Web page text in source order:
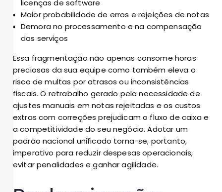
licenças de software
Maior probabilidade de erros e rejeições de notas
Demora no processamento e na compensação
dos serviços
Essa fragmentação não apenas consome horas
preciosas da sua equipe como também eleva o
risco de multas por atrasos ou inconsistências
fiscais. O retrabalho gerado pela necessidade de
ajustes manuais em notas rejeitadas e os custos
extras com correções prejudicam o fluxo de caixa e
a competitividade do seu negócio. Adotar um
padrão nacional unificado torna-se, portanto,
imperativo para reduzir despesas operacionais,
evitar penalidades e ganhar agilidade.